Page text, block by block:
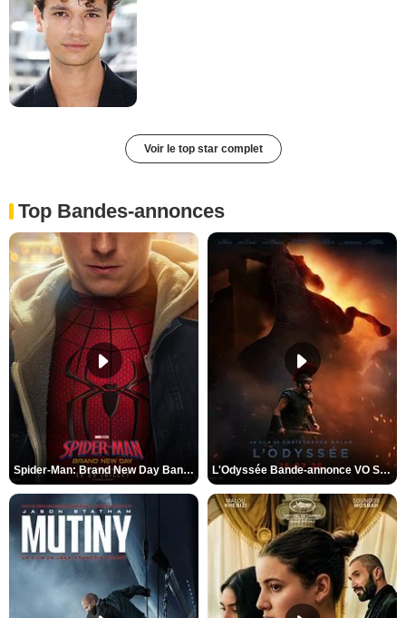
Voir le top star complet
Top Bandes-annonces
Spider-Man: Brand New Day Bande-annonce VO STFR L'Odyssée Bande-annonce VO STFR